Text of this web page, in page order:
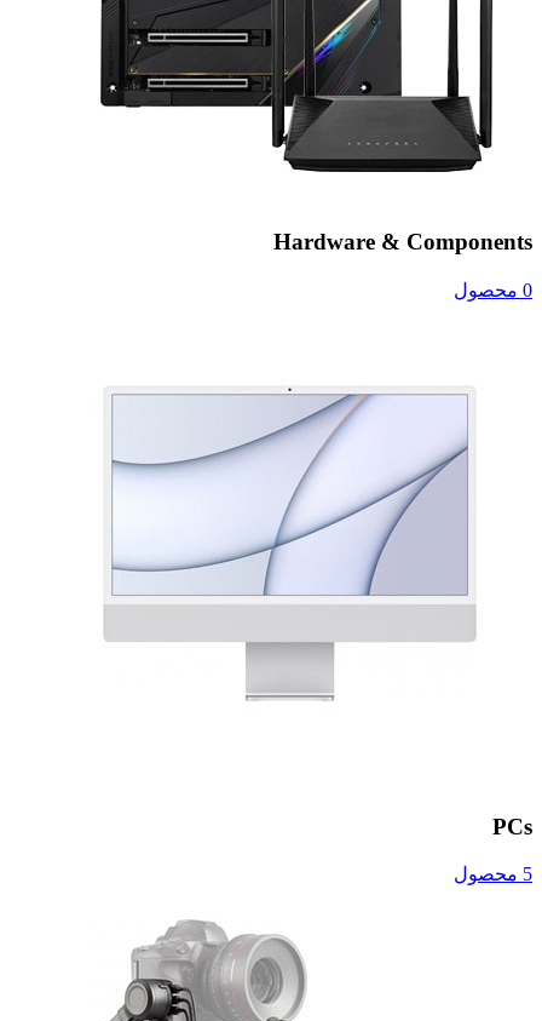
Hardware & Components
0 محصول
PCs
5 محصول